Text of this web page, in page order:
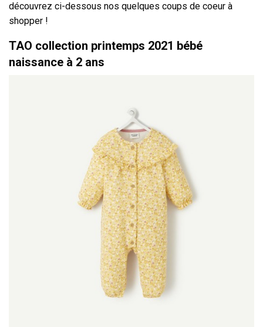
découvrez ci-dessous nos quelques coups de coeur à
shopper !
TAO collection printemps 2021 bébé
naissance à 2 ans